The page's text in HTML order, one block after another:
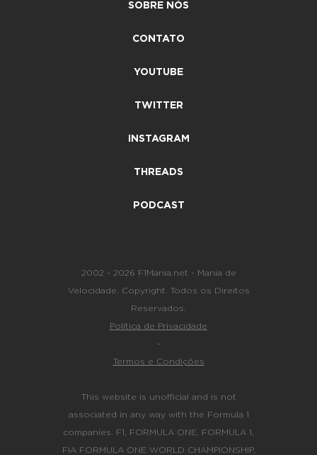
SOBRE NÓS
CONTATO
YOUTUBE
TWITTER
INSTAGRAM
THREADS
PODCAST
2002 - 2026 F1Mania.net - Mania de
Velocidade. Copyright. Todos os Direitos
Reservados.
Política de Privacidade
-
Termos e Condições
This website is unofficial and is not
associated in any way with the Formula 1
companies. F1, FORMULA ONE, FORMULA 1,
FIA FORMULA ONE WORLD CHAMPIONSHIP,